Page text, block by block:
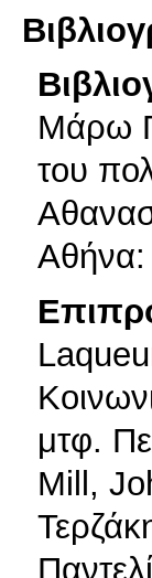
Μάρω
του
μτφ.
Mill,